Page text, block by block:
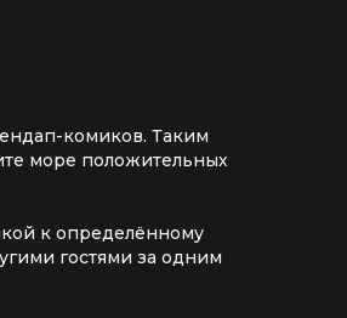
комиков. Таким
море положительных
к определённому
гостями за одним